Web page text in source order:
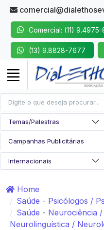
Comercial: (11) 9.4975-
(13) 9.8828-7677
Home
Saúde - Psicólogos /
Saúde - Neurociência
Neurolinguística /